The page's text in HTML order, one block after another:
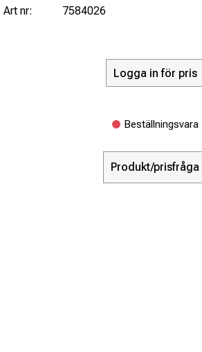
Art nr: 7584026
Logga in för pris
Beställningsvara
Produkt/prisfråga